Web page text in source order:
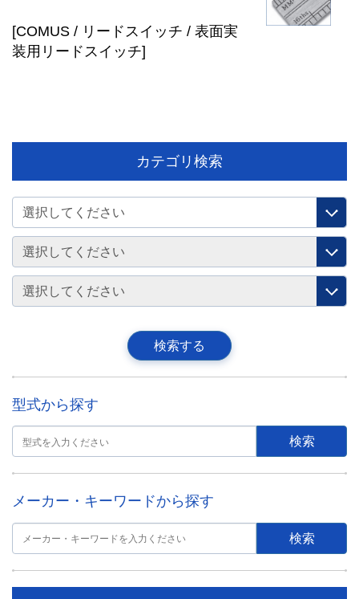
[COMUS / リードスイッチ / 表面実
装用リードスイッチ]
カテゴリ検索
型式から探す
メーカー・キーワードから探す